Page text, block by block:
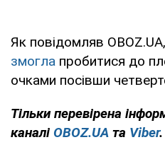
Як повідомляв
змогла пробитися до
очками посівши
Тільки перевірена
каналі OBOZ.UA та Viber